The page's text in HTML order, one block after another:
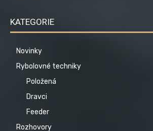
KATEGORIE
Novinky
Rybolovné techniky
Položená
Dravci
Feeder
Rozhovory